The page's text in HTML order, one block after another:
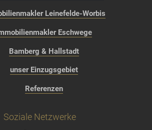
Leinefelde-Worbis
Eschwege
Bamberg & Hallstadt
unser Einzugsgebiet
Referenzen
Soziale Netzwerke